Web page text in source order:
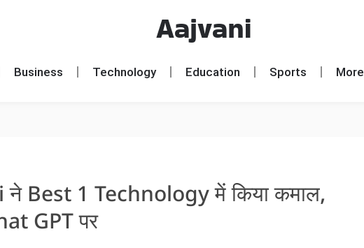
Aajvani
Business Technology Education Sports More
Best 1 Technology में किया कमाल,
GPT पर